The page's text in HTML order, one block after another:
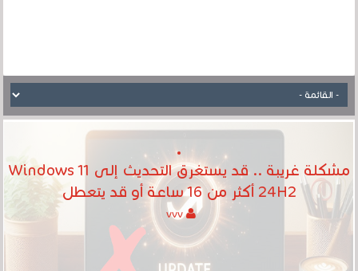
مشكلة غريبة .. قد يستغرق التحديث إلى Windows 11
24H2 أكثر من 16 ساعة أو قد يتعطل
vvv